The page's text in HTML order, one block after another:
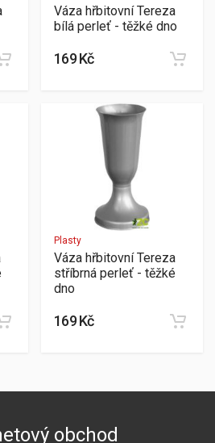
Váza hřbitovní Tereza
bílá perleť - těžké dno
169 Kč
Plasty
Váza hřbitovní Tereza
stříbrná perleť - těžké
dno
169 Kč
obchod